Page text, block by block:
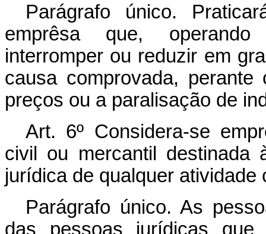
Parágrafo único.
emprêsa que, operando
interromper ou reduzir em
causa comprovada,
preços ou a paralisação de
Art. 6º Considera-se
civil ou mercantil destinada
jurídica de qualquer atividade
Parágrafo único. As
das pessoas jurídicas